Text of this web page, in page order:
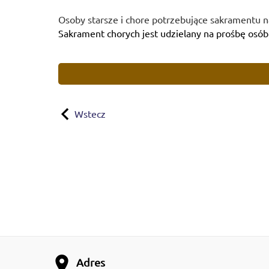
Osoby starsze i chore potrzebujące sakramentu
Sakrament chorych jest udzielany na prośbę
Wstecz
Adres